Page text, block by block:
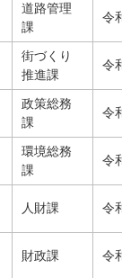
道路管理
課
令
街づくり
推進課
令
政策総務
課
令
環境総務
課
令
人財課 令
財政課 令